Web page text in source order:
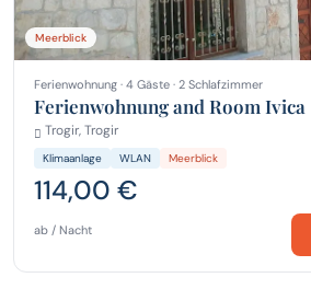
Meerblick
Ferienwohnung · 4 Gäste · 2 Schlafzimmer
Ferienwohnung and Room Ivica
Trogir, Trogir
Klimaanlage WLAN Meerblick
114,00 €
ab / Nacht